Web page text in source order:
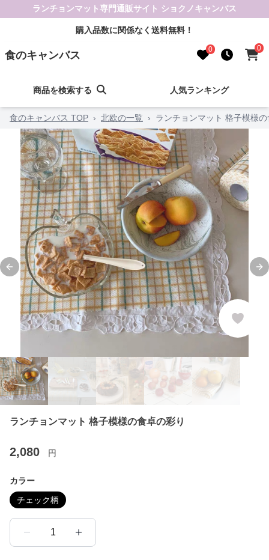
ランチョンマット専門通販サイト ショクノキャンバス
購入品数に関係なく送料無料！
食のキャンバス 0 0
商品を検索する 人気ランキング
食のキャンバス TOP › 北欧の一覧 › ランチョンマット 格子模様
Previous slide
ランチョンマット 格子模様の食卓の彩り
2,080 円
カラー
チェック柄
1